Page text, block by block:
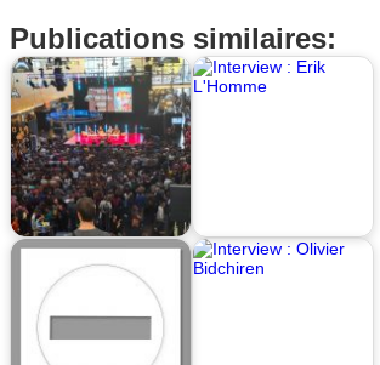
Publications similaires: